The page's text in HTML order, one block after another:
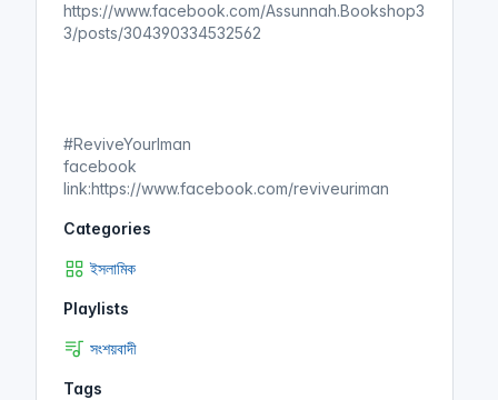
https://www.facebook.com/Assunnah.Bookshop3
3/posts/304390334532562
#ReviveYourIman
facebook
link:https://www.facebook.com/reviveuriman
Categories
ইসলামিক
Playlists
সংশয়বাদী
Tags